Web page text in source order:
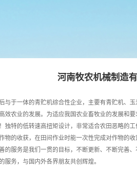
河南牧农机械制造
于一体的青贮机综合性企业，主要有青贮机、
农业的发展。为适应我国农业畜牧业的发展和
特的低转速高扭矩设计，非常适合农田恶略的
的收获，在田间作业时能一次性完成对作物的
服务是我们一贯的目标，不断更新、不断完善
务，与国内外各界朋友共创辉煌。